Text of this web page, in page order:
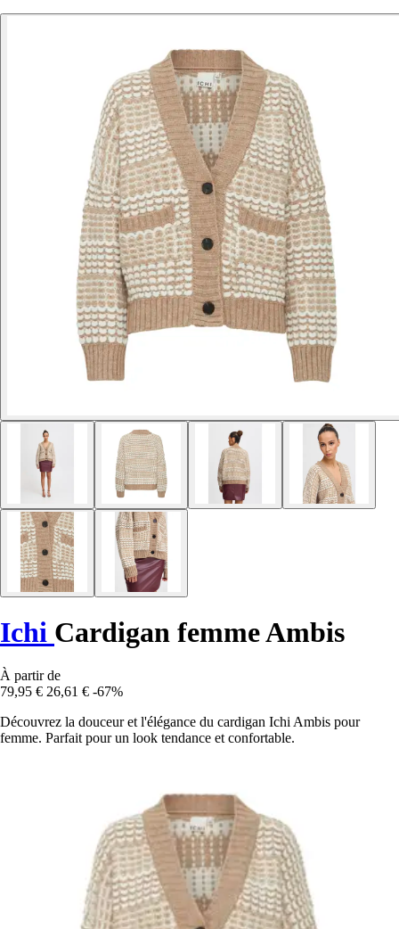
Ichi Cardigan femme Ambis
À partir de
79,95 € 26,61 € -67%
Découvrez la douceur et l'élégance du cardigan Ichi Ambis pour
femme. Parfait pour un look tendance et confortable.